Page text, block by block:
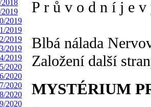
P r ů v o d n í j e v
Blbá nálada
Založení další
MYSTÉRIUM